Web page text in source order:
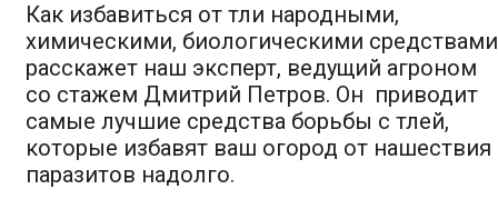
Как избавиться от тли народными,
химическими, биологическими
расскажет наш эксперт, ведущий агроном
со стажем Дмитрий Петров. Он приводит
самые лучшие средства борьбы с тлей,
которые избавят ваш огород от нашествия
паразитов надолго.